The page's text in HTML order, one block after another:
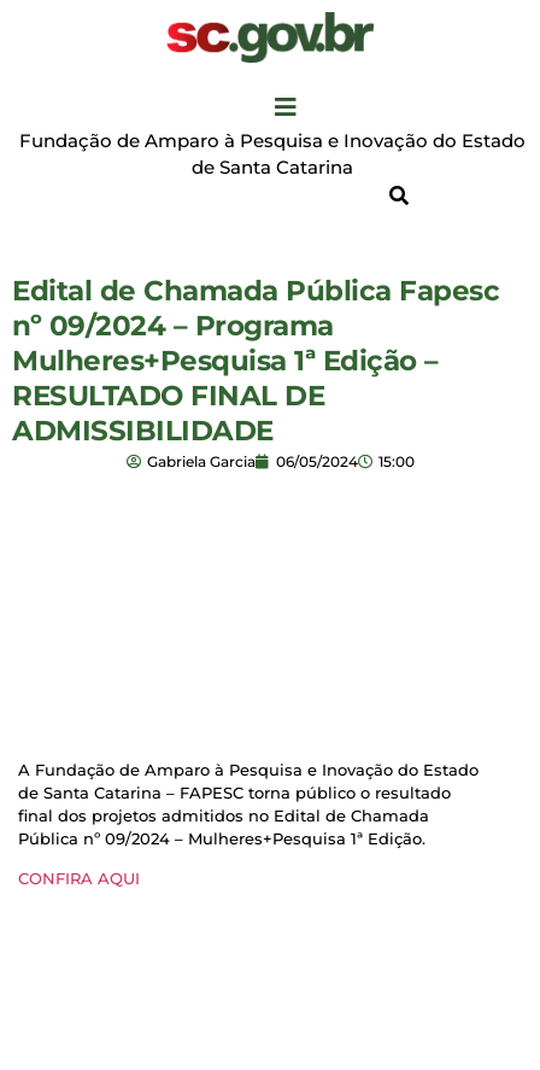
Fundação de Amparo à Pesquisa e Inovação do Estado
de Santa Catarina
Edital de Chamada Pública Fapesc
nº 09/2024 – Programa
Mulheres+Pesquisa 1ª Edição –
RESULTADO FINAL DE
ADMISSIBILIDADE
Gabriela Garcia 06/05/2024 15:00
A Fundação de Amparo à Pesquisa e Inovação do Estado
de Santa Catarina – FAPESC torna público o resultado
final dos projetos admitidos no Edital de Chamada
Pública nº 09/2024 – Mulheres+Pesquisa 1ª Edição.
CONFIRA AQUI